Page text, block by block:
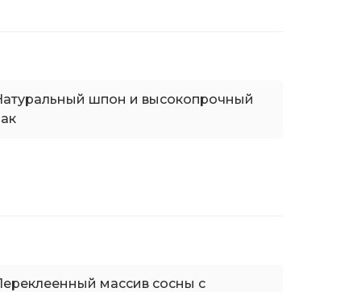
шпон и высокопрочный
массив сосны с